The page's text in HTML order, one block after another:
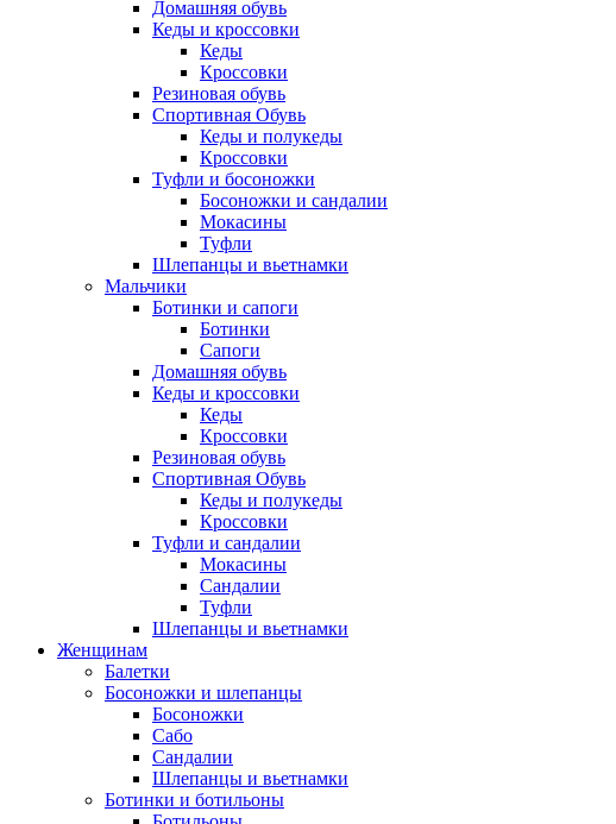
Домашняя обувь
Кеды и кроссовки
Кеды
Кроссовки
Резиновая обувь
Спортивная Обувь
Кеды и полукеды
Кроссовки
Туфли и босоножки
Босоножки и сандалии
Мокасины
Туфли
Шлепанцы и вьетнамки
Мальчики
Ботинки и сапоги
Ботинки
Сапоги
Домашняя обувь
Кеды и кроссовки
Кеды
Кроссовки
Резиновая обувь
Спортивная Обувь
Кеды и полукеды
Кроссовки
Туфли и сандалии
Мокасины
Сандалии
Туфли
Шлепанцы и вьетнамки
Женщинам
Балетки
Босоножки и шлепанцы
Босоножки
Сабо
Сандалии
Шлепанцы и вьетнамки
Ботинки и ботильоны